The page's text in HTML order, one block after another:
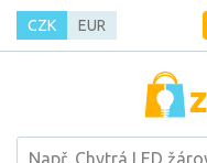
CZK EUR